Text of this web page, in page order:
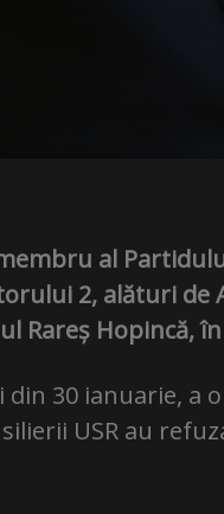
al
2, alături de
Rareș Hopincă, în
din 30 ianuarie,
USR au